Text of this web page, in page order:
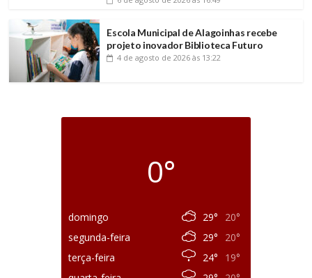
Escola Municipal de Alagoinhas recebe
projeto inovador Biblioteca Futuro
4 de agosto de 2026 às 13:22
0°
domingo 29°
20°
segunda-feira
29°
20°
terça-feira
24°
19°